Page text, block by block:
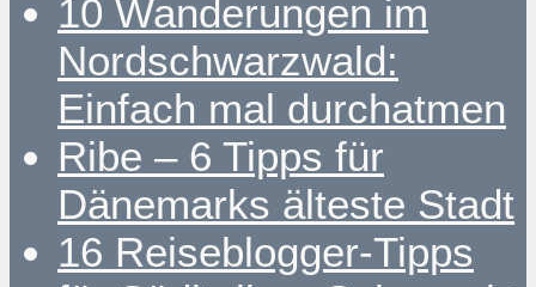
10 Wanderungen im
Nordschwarzwald:
Einfach mal durchatmen
Ribe – 6 Tipps für
Dänemarks älteste Stadt
16 Reiseblogger-Tipps